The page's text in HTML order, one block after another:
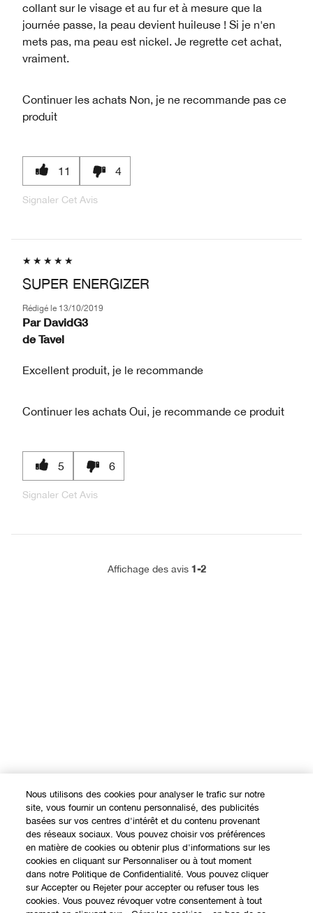
collant sur le visage et au fur et à mesure que la
journée passe, la peau devient huileuse ! Si je n'en
mets pas, ma peau est nickel. Je regrette cet achat,
vraiment.
Continuer les achats Non, je ne recommande pas ce
produit
11 4
Signaler Cet Avis
SUPER ENERGIZER
Rédigé le 13/10/2019
Par DavidG3
de Tavel
Excellent produit, je le recommande
Continuer les achats Oui, je recommande ce produit
5 6
Signaler Cet Avis
Affichage des avis 1-2
Nous utilisons des cookies pour analyser le trafic sur notre
site, vous fournir un contenu personnalisé, des publicités
basées sur vos centres d'intérêt et du contenu provenant
des réseaux sociaux. Vous pouvez choisir vos préférences
en matière de cookies ou obtenir plus d'informations sur les
cookies en cliquant sur Personnaliser ou à tout moment
dans notre Politique de Confidentialité. Vous pouvez cliquer
sur Accepter ou Rejeter pour accepter ou refuser tous les
cookies. Vous pouvez révoquer votre consentement à tout